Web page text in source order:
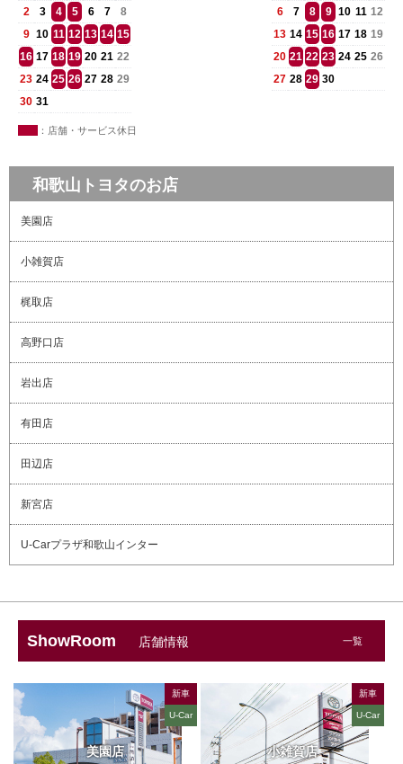
2
3 4 5 6 7
8
9 10 11 12 13 14 15
16 17 18 19 20 21 22
23 24 25 26 27 28 29
30 31
6
7 8 9 10 11 12
13 14 15 16 17 18 19
20 21 22 23 24 25 26
27 28 29 30
：店舗・サービス休日
和歌山トヨタのお店
美園店
小雑賀店
梶取店
高野口店
岩出店
有田店
田辺店
新宮店
U-Carプラザ和歌山インター
ShowRoom 店舗情報 一覧
美園店
新車
U-Car
小雑賀店
新車
U-Car